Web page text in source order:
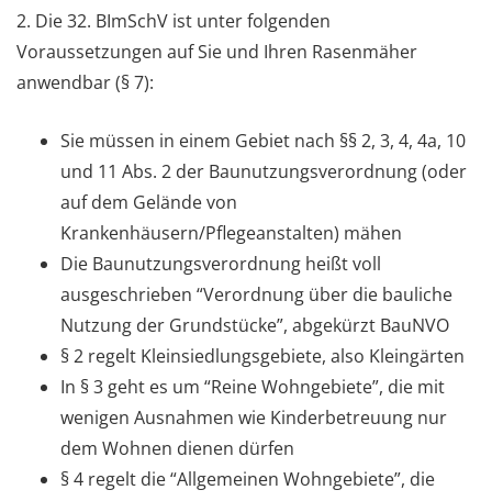
2. Die 32. BImSchV ist unter folgenden
Voraussetzungen auf Sie und Ihren Rasenmäher
anwendbar (§ 7):
Sie müssen in einem Gebiet nach §§ 2, 3, 4, 4a, 10
und 11 Abs. 2 der Baunutzungsverordnung (oder
auf dem Gelände von
Krankenhäusern/Pflegeanstalten) mähen
Die Baunutzungsverordnung heißt voll
ausgeschrieben “Verordnung über die bauliche
Nutzung der Grundstücke”, abgekürzt BauNVO
§ 2 regelt Kleinsiedlungsgebiete, also Kleingärten
In § 3 geht es um “Reine Wohngebiete”, die mit
wenigen Ausnahmen wie Kinderbetreuung nur
dem Wohnen dienen dürfen
§ 4 regelt die “Allgemeinen Wohngebiete”, die